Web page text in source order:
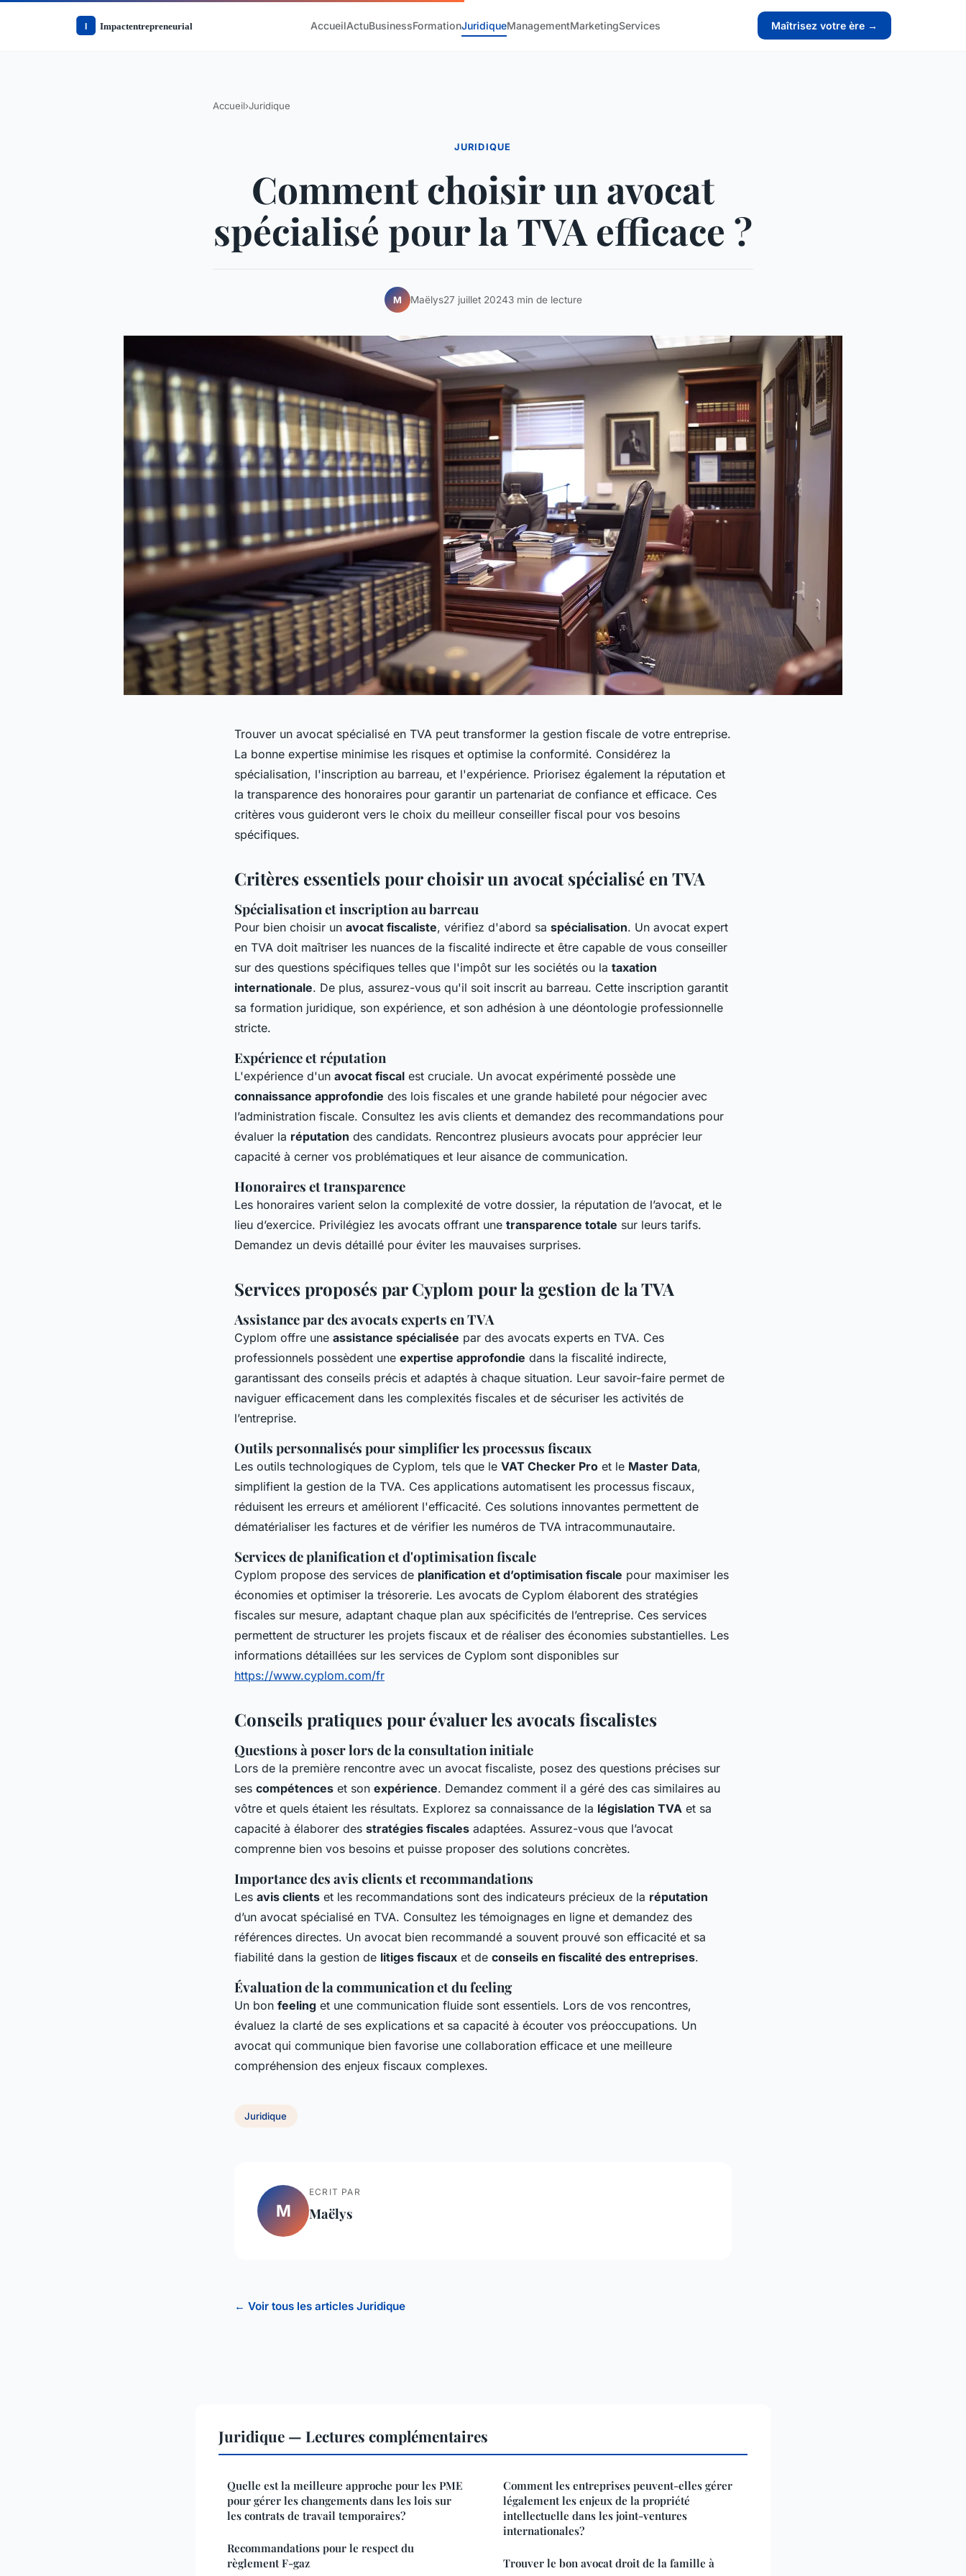
AccueilActuBusinessFormationJuridiqueManagementMarketingServices Maîtrisez votre ère →
Accueil›Juridique
JURIDIQUE
Comment choisir un avocat
spécialisé pour la TVA efficace ?
M Maëlys27 juillet 20243 min de lecture
Trouver un avocat spécialisé en TVA peut transformer la gestion fiscale de votre entreprise.
La bonne expertise minimise les risques et optimise la conformité. Considérez la
spécialisation, l'inscription au barreau, et l'expérience. Priorisez également la réputation et
la transparence des honoraires pour garantir un partenariat de confiance et efficace. Ces
critères vous guideront vers le choix du meilleur conseiller fiscal pour vos besoins
spécifiques.
Critères essentiels pour choisir un avocat spécialisé en TVA
Spécialisation et inscription au barreau
Pour bien choisir un avocat fiscaliste, vérifiez d'abord sa spécialisation. Un avocat expert
en TVA doit maîtriser les nuances de la fiscalité indirecte et être capable de vous conseiller
sur des questions spécifiques telles que l'impôt sur les sociétés ou la taxation
internationale. De plus, assurez-vous qu'il soit inscrit au barreau. Cette inscription garantit
sa formation juridique, son expérience, et son adhésion à une déontologie professionnelle
stricte.
Expérience et réputation
L'expérience d'un avocat fiscal est cruciale. Un avocat expérimenté possède une
connaissance approfondie des lois fiscales et une grande habileté pour négocier avec
l’administration fiscale. Consultez les avis clients et demandez des recommandations pour
évaluer la réputation des candidats. Rencontrez plusieurs avocats pour apprécier leur
capacité à cerner vos problématiques et leur aisance de communication.
Honoraires et transparence
Les honoraires varient selon la complexité de votre dossier, la réputation de l’avocat, et le
lieu d’exercice. Privilégiez les avocats offrant une transparence totale sur leurs tarifs.
Demandez un devis détaillé pour éviter les mauvaises surprises.
Services proposés par Cyplom pour la gestion de la TVA
Assistance par des avocats experts en TVA
Cyplom offre une assistance spécialisée par des avocats experts en TVA. Ces
professionnels possèdent une expertise approfondie dans la fiscalité indirecte,
garantissant des conseils précis et adaptés à chaque situation. Leur savoir-faire permet de
naviguer efficacement dans les complexités fiscales et de sécuriser les activités de
l’entreprise.
Outils personnalisés pour simplifier les processus fiscaux
Les outils technologiques de Cyplom, tels que le VAT Checker Pro et le Master Data,
simplifient la gestion de la TVA. Ces applications automatisent les processus fiscaux,
réduisent les erreurs et améliorent l'efficacité. Ces solutions innovantes permettent de
dématérialiser les factures et de vérifier les numéros de TVA intracommunautaire.
Services de planification et d'optimisation fiscale
Cyplom propose des services de planification et d’optimisation fiscale pour maximiser les
économies et optimiser la trésorerie. Les avocats de Cyplom élaborent des stratégies
fiscales sur mesure, adaptant chaque plan aux spécificités de l’entreprise. Ces services
permettent de structurer les projets fiscaux et de réaliser des économies substantielles. Les
informations détaillées sur les services de Cyplom sont disponibles sur
https://www.cyplom.com/fr
Conseils pratiques pour évaluer les avocats fiscalistes
Questions à poser lors de la consultation initiale
Lors de la première rencontre avec un avocat fiscaliste, posez des questions précises sur
ses compétences et son expérience. Demandez comment il a géré des cas similaires au
vôtre et quels étaient les résultats. Explorez sa connaissance de la législation TVA et sa
capacité à élaborer des stratégies fiscales adaptées. Assurez-vous que l’avocat
comprenne bien vos besoins et puisse proposer des solutions concrètes.
Importance des avis clients et recommandations
Les avis clients et les recommandations sont des indicateurs précieux de la réputation
d’un avocat spécialisé en TVA. Consultez les témoignages en ligne et demandez des
références directes. Un avocat bien recommandé a souvent prouvé son efficacité et sa
fiabilité dans la gestion de litiges fiscaux et de conseils en fiscalité des entreprises.
Évaluation de la communication et du feeling
Un bon feeling et une communication fluide sont essentiels. Lors de vos rencontres,
évaluez la clarté de ses explications et sa capacité à écouter vos préoccupations. Un
avocat qui communique bien favorise une collaboration efficace et une meilleure
compréhension des enjeux fiscaux complexes.
Juridique
M
ECRIT PAR
Maëlys
← Voir tous les articles Juridique
Juridique — Lectures complémentaires
Quelle est la meilleure approche pour les PME
pour gérer les changements dans les lois sur
les contrats de travail temporaires?
Recommandations pour le respect du
règlement F-gaz
Comment les entreprises peuvent-elles gérer
légalement les enjeux de la propriété
intellectuelle dans les joint-ventures
internationales?
Trouver le bon avocat droit de la famille à